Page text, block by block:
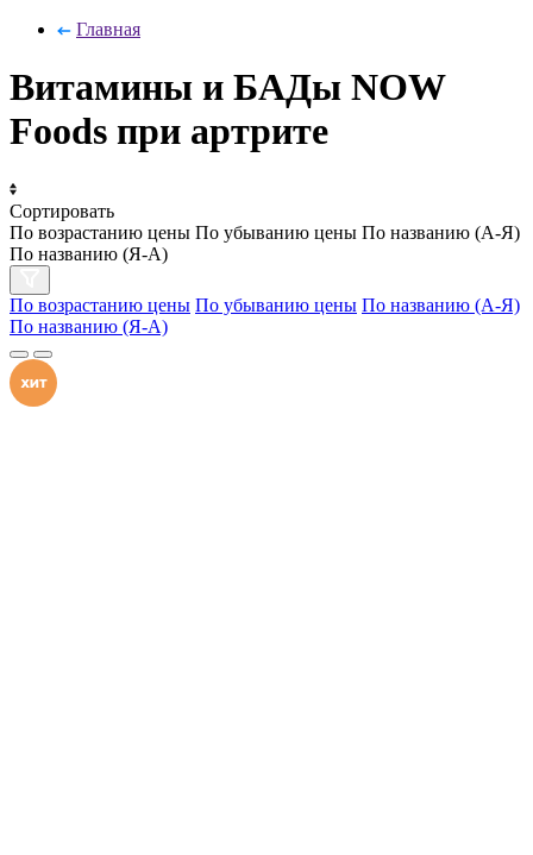
Главная
Витамины и БАДы NOW
Foods при артрите
Сортировать
По возрастанию цены По убыванию цены По названию (А-Я)
По названию (Я-А)
По возрастанию цены По убыванию цены По названию (А-Я)
По названию (Я-А)